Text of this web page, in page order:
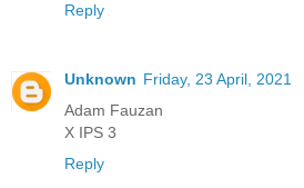
Reply
Unknown Friday, 23 April, 2021
Adam Fauzan
X IPS 3
Reply